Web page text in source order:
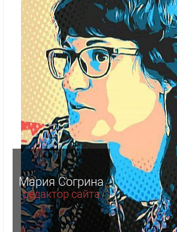
Мария Согрина
редактор сайта